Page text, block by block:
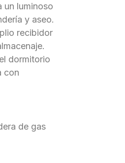
un luminoso
y aseo.
recibidor
dormitorio
con
de gas